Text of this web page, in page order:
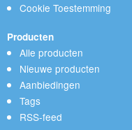
Cookie Toestemming
Producten
Alle producten
Nieuwe producten
Aanbiedingen
Tags
RSS-feed